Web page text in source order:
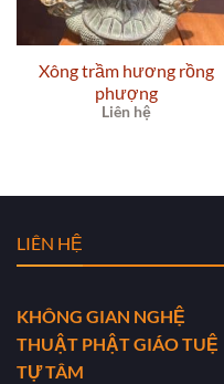
Xông trầm hương rồng
phượng
Liên hệ
LIÊN HỆ
KHÔNG GIAN NGHỆ
THUẬT PHẬT GIÁO TUỆ
TỰ TÂM